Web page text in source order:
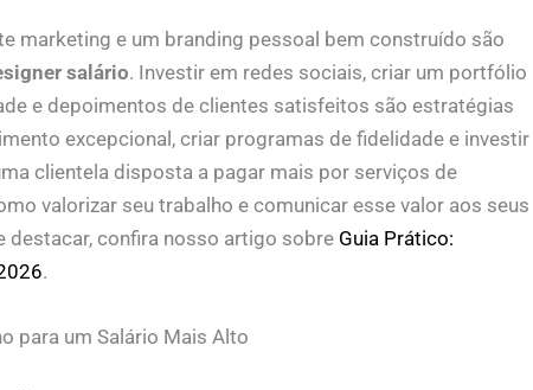
marketing e um branding pessoal bem construído são
salário. Investir em redes sociais, criar um portfólio
e depoimentos de clientes satisfeitos são estratégias
excepcional, criar programas de fidelidade e investir
clientela disposta a pagar mais por serviços de
valorizar seu trabalho e comunicar esse valor aos seus
destacar, confira nosso artigo sobre Guia Prático:
.
para um Salário Mais Alto